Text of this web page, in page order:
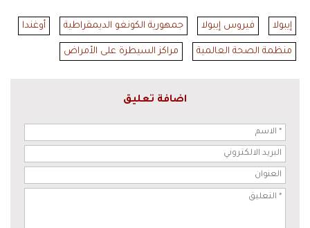
إيبولا فيروس إيبولا جمهورية الكونغو الديمقراطية أوغندا
منظمة الصحة العالمية مراكز السيطرة على الأمراض
اضافة تعليق